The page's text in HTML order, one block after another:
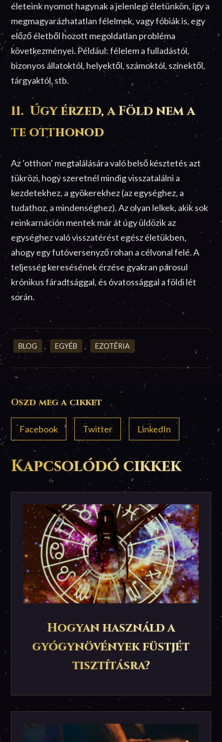
életeink nyomot hagynak a jelenlegi életünkön, így a
megmagyarázhatatlan félelmek, vagy fóbiák is, egy
előző életből hozott megoldatlan probléma
következményei. Például: félelem a fulladástól,
bizonyos állatoktól, helyektől, számoktól, színektől,
tárgyaktól, stb.
11. Úgy érzed, a Föld nem a
te otthonod
Az ’otthon’ megtalálására való belső késztetés azt
tükrözi, hogy szeretnél mindig visszatalálni a
kezdetekhez, a gyökerekhez (az egységhez, a
tudathoz, a mindenséghez). Az olyan lelkek, akik sok
reinkarnáción mentek már át úgy üldözik az
egységhez való visszatérést egész életükben,
ahogy egy futóversenyző rohan a célvonal felé. A
teljesség keresésének érzése gyakran párosul
krónikus fáradtsággal, és óvatossággal a földi lét
során.
BLOG , EGYÉB , EZOTÉRIA
Oszd meg a cikket
Facebook Twitter LinkedIn
Kapcsolódó cikkek
Hogyan használd a
gyógynövények füstjét
tisztításra?